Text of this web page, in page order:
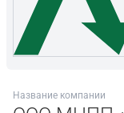
Название компании